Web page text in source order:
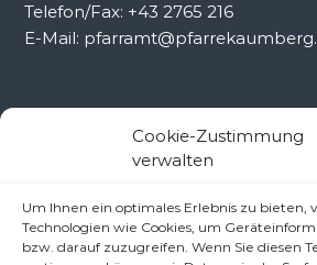
Cookie-Zustimmung
verwalten
Um Ihnen ein optimales Erlebnis zu bieten,
Technologien wie Cookies, um
bzw. darauf zuzugreifen. Wenn Sie diesen
Telefon/Fax: +43 2765 216
E-Mail:
Kontakt Ramsau
Pfarrer Dr. Slavomír Dlugoš
Oberdörfl 8, 3172 Ramsau